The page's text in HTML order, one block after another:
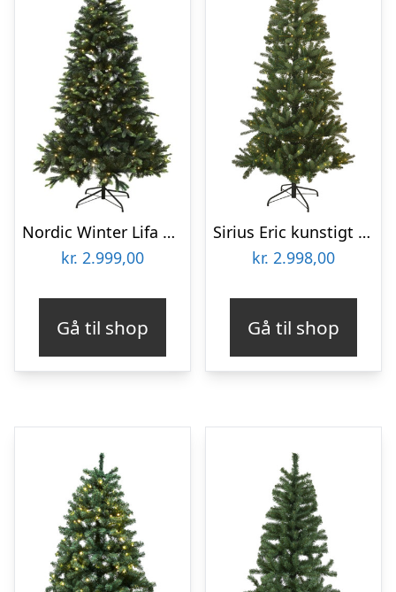
Nordic Winter Lifa kunstigt juletræ med lys, 210 x 142 cm
kr. 2.999,00
Gå til shop
Sirius Eric kunstigt juletræ med lys, 240 cm
kr. 2.998,00
Gå til shop